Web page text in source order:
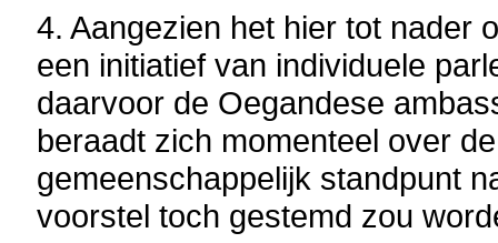
4. Aangezien het hier tot nader
een initiatief van individuele
daarvoor de Oegandese
beraadt zich momenteel over
gemeenschappelijk standpunt
voorstel toch gestemd zou